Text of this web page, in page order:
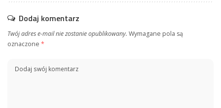
Dodaj komentarz
Twój adres e-mail nie zostanie opublikowany. Wymagane pola są
oznaczone *